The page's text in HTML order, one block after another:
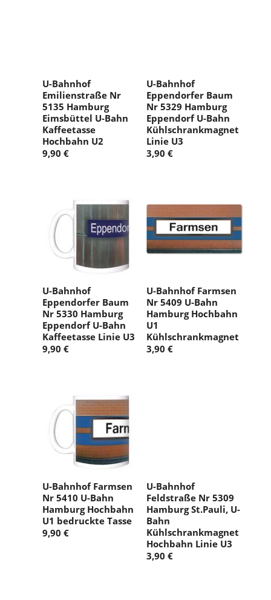
U-Bahnhof
Emilienstraße Nr
5135 Hamburg
Eimsbüttel U-Bahn
Kaffeetasse
Hochbahn U2
9,90 €
U-Bahnhof
Eppendorfer Baum
Nr 5329 Hamburg
Eppendorf U-Bahn
Kühlschrankmagnet
Linie U3
3,90 €
U-Bahnhof
Eppendorfer Baum
Nr 5330 Hamburg
Eppendorf U-Bahn
Kaffeetasse Linie U3
9,90 €
U-Bahnhof Farmsen
Nr 5409 U-Bahn
Hamburg Hochbahn
U1
Kühlschrankmagnet
3,90 €
U-Bahnhof Farmsen
Nr 5410 U-Bahn
Hamburg Hochbahn
U1 bedruckte Tasse
9,90 €
U-Bahnhof
Feldstraße Nr 5309
Hamburg St.Pauli, U-
Bahn
Kühlschrankmagnet
Hochbahn Linie U3
3,90 €